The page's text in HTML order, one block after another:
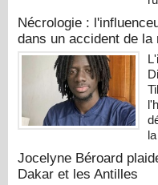
Nécrologie :
dans un accident de la
Jocelyne Béroard
Dakar et les Antilles